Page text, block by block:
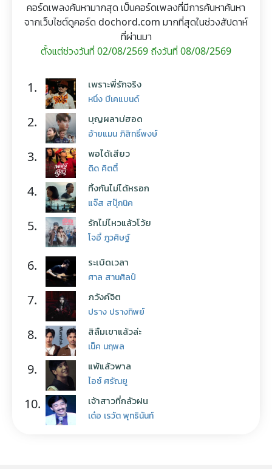
คอร์ดเพลงค้นหามากสุด เป็นคอร์ดเพลงที่มีการค้นหาค้นหา
จากเว็บไซต์ดูคอร์ด dochord.com มากที่สุดในช่วงสัปดาห์
ที่ผ่านมา
ตั้งแต่ช่วงวันที่ 02/08/2569 ถึงวันที่ 08/08/2569
1. เพราะพี่รักจริง
หนึ่ง บีเคแบนด์
2. บุญผลาบ่ฮอด
อ้ายแมน ภิสิทธิ์พงษ์
3. พอได้เสียว
ดิด คิตตี้
4. ทิ้งกันไม่ได้หรอก
แจ๊ส สปุ๊กนิค
5. รักไม่ไหวแล้วโว้ย
โจอี้ ภูวศิษฐ์
6. ระเบิดเวลา
ศาล สานศิลป์
7. ภวังค์จิต
ปราง ปรางทิพย์
8. สิลืมเขาแล้วล่ะ
เน็ค นฤพล
9. แพ้แล้วพาล
ไอซ์ ศรัณยู
10. เจ้าสาวที่กลัวฝน
เต๋อ เรวัต พุทธินันท์